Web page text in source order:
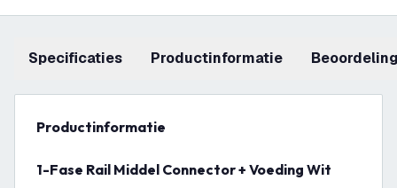
Specificaties productinformatie
productinformatie
1-Fase Rail Middel Connector + Voeding Wit